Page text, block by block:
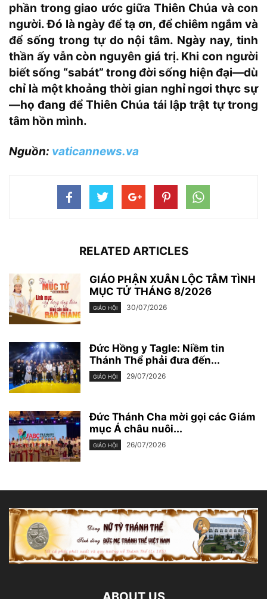
phần trong giao ước giữa Thiên Chúa và con
người. Đó là ngày để tạ ơn, để chiêm ngắm và
để sống trong tự do nội tâm. Ngày nay, tinh
thần ấy vẫn còn nguyên giá trị. Khi con người
biết sống “sabát” trong đời sống hiện đại—dù
chỉ là một khoảng thời gian nghỉ ngơi thực sự
—họ đang để Thiên Chúa tái lập trật tự trong
tâm hồn mình.
Nguồn: vaticannews.va
RELATED ARTICLES
GIÁO PHẬN XUÂN LỘC TÂM TÌNH
MỤC TỬ THÁNG 8/2026
GIÁO HỘI 30/07/2026
Đức Hồng y Tagle: Niềm tin
Thánh Thể phải đưa đến...
GIÁO HỘI 29/07/2026
Đức Thánh Cha mời gọi các Giám
mục Á châu nuôi...
GIÁO HỘI 26/07/2026